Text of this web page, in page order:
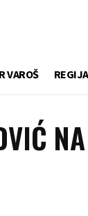
VAROŠ REGIJA